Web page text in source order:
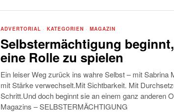
ADVERTORIAL · KATEGORIEN · MAGAZIN
Selbstermächtigung
eine Rolle zu spielen
Ein leiser Weg zurück ins wahre Selbst – mit Sabrina
mit Stärke verwechselt.Mit Sichtbarkeit. Mit
Schritt.Und doch beginnt sie an einem ganz anderen
Magazins – SELBSTERMÄCHTIGUNG